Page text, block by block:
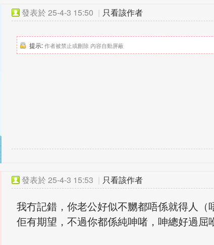
發表於 25-4-3 15:50 | 只看該作者
提示: 作者被禁止或刪除 內容自動屏蔽
發表於 25-4-3 15:53 | 只看該作者
我冇記錯，你老公好似不嬲都唔係就得人
佢有期望，不過你都係純呻啫，呻總好過屈